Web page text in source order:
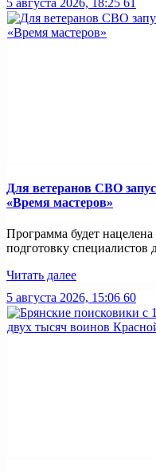
5 августа 2026, 18:25 61
Для ветеранов СВО
«Время мастеров»
Программа будет
подготовку специалистов
Читать далее
5 августа 2026, 15:06 60